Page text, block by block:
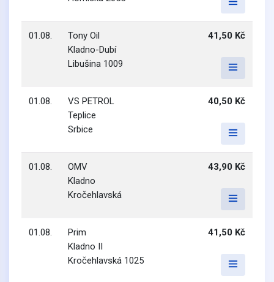
01.08.
Tony Oil
Kladno-Dubí
Libušina 1009
41,50 Kč
01.08.
VS PETROL
Teplice
Srbice
40,50 Kč
01.08.
OMV
Kladno
Kročehlavská
43,90 Kč
01.08.
Prim
Kladno II
Kročehlavská 1025
41,50 Kč